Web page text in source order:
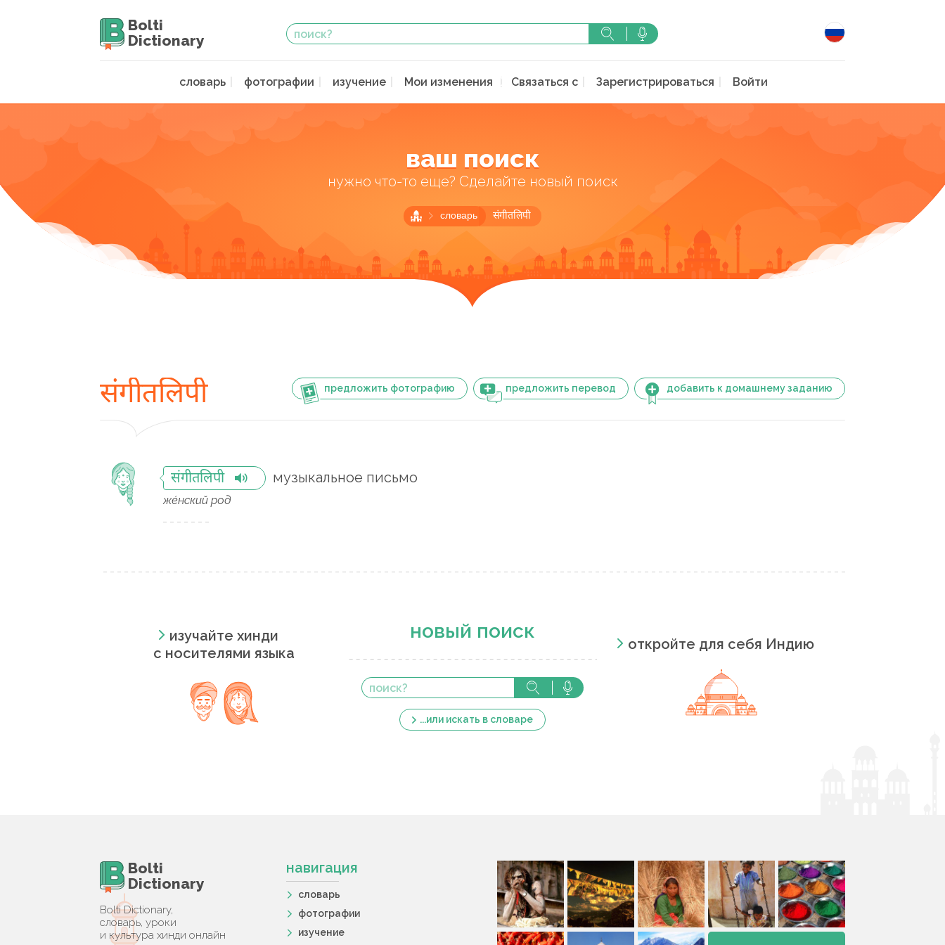
Bolti
Dictionary
словарь фотографии изучение Мои изменения Связаться с Зарегистрироваться Войти
ваш поиск
нужно что-то еще? Сделайте новый поиск
словарь संगीतलिपी
предложить фотографию предложить перевод добавить к домашнему заданию
संगीतलिपी
संगीतलिपी музыкальное письмо
же́нский род
изучайте хинди
с носителями языка
новый поиск
...или искать в словаре
откройте для себя Индию
Bolti
Dictionary
Bolti Dictionary,
словарь, уроки
и культура хинди онлайн
навигация
словарь
фотографии
изучение